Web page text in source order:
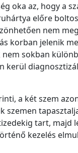
oka az, hogy a
előre
nem
korban jelenik
sokban
kerül
a két szem
szemen
tart, majd
kezelés